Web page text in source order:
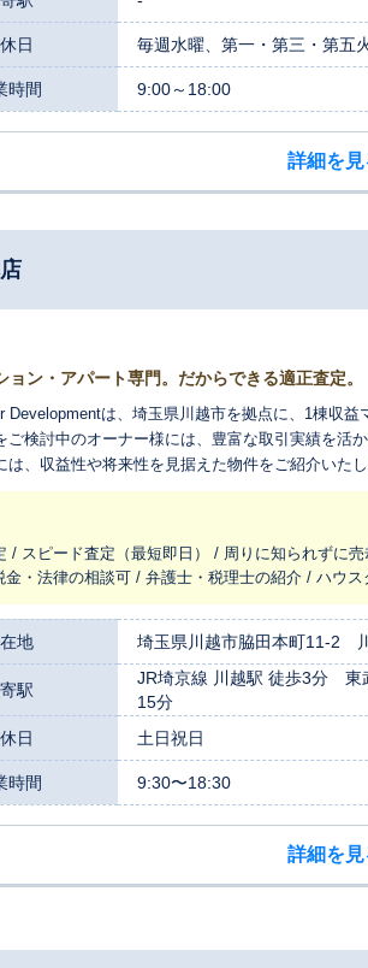
日 毎週水曜、第一・第三・第五
時間 9:00～18:00
詳細を見
ョン・アパート専門。だからできる適正査定。
Developmentは、埼玉県川越市を拠点に、1棟収
ご検討中のオーナー様には、豊富な取引実績を活
は、収益性や将来性を見据えた物件をご紹介いた
て資産運用を始めていただけます。収益不動産の
/ スピード査定（最短即日） / 周りに知られずに
金・法律の相談可 / 弁護士・税理士の紹介 / ハウ
地 埼玉県川越市脇田本町11-2
駅
JR埼京線 川越駅 徒歩3分 東
15分
日
土日祝日
時間 9:30〜18:30
詳細を見